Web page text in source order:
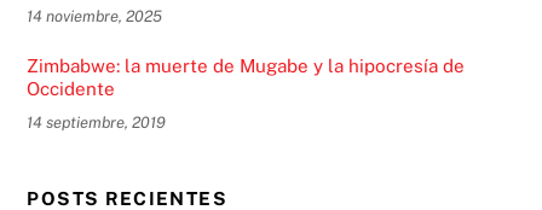
14 noviembre, 2025
Zimbabwe: la muerte de Mugabe y la hipocresía de
Occidente
14 septiembre, 2019
POSTS RECIENTES